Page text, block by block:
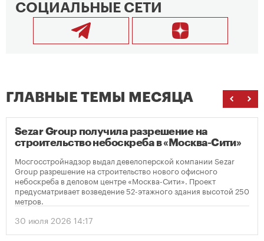
СОЦИАЛЬНЫЕ СЕТИ
ГЛАВНЫЕ ТЕМЫ МЕСЯЦА
Sezar Group получила разрешение на
строительство небоскреба в «Москва-Сити»
Мосгосстройнадзор выдал девелоперской компании Sezar
Group разрешение на строительство нового офисного
небоскреба в деловом центре «Москва-Сити». Проект
предусматривает возведение 52-этажного здания высотой 250
метров.
30 июля 2026 14:17